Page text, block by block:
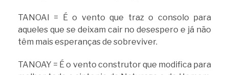
TANOAI = É o vento que traz o consolo para
aqueles que se deixam cair no desespero e já não
têm mais esperanças de sobreviver.
TANOAY = É o vento construtor que modifica para